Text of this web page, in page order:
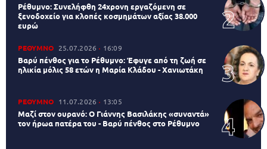
Ρέθυμνο: Συνελήφθη 24χρονη εργαζόμενη σε
ξενοδοχείο για κλοπές κοσμημάτων αξίας 38.000
ευρώ
ΡΕΘΥΜΝΟ 25.07.2026 16:09
Βαρύ πένθος για το Ρέθυμνο: Έφυγε από τη ζωή σε
ηλικία μόλις 58 ετών η Μαρία Κλάδου - Χανιωτάκη
ΡΕΘΥΜΝΟ 11.07.2026 13:05
Μαζί στον ουρανό: Ο Γιάννης Βασιλάκης «συναντά»
τον ήρωα πατέρα του - Βαρύ πένθος στο Ρέθυμνο